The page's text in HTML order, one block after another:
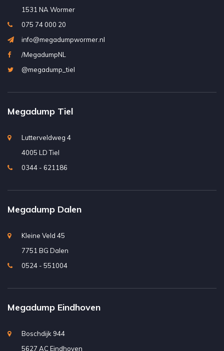
1531 NA Wormer
075 74 000 20
info@megadumpwormer.nl
/MegadumpNL
@megadump_tiel
Megadump Tiel
Lutterveldweg 4
4005 LD Tiel
0344 - 621186
Megadump Dalen
Kleine Veld 45
7751 BG Dalen
0524 - 551004
Megadump Eindhoven
Boschdijk 944
5627 AC Eindhoven